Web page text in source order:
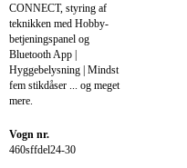
CONNECT, styring af
teknikken med Hobby-
betjeningspanel og
Bluetooth App |
Hyggebelysning | Mindst
fem stikdåser ... og meget
mere.
Vogn nr.
460sffdel24-30